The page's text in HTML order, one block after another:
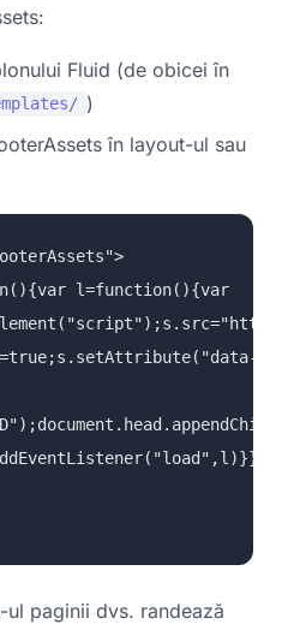
Fluid (de obicei în
)
în layout-ul sau
l=function(){var
paginii dvs. randează